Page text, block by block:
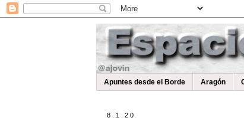
Apuntes desde el Borde Aragón
8.1.20